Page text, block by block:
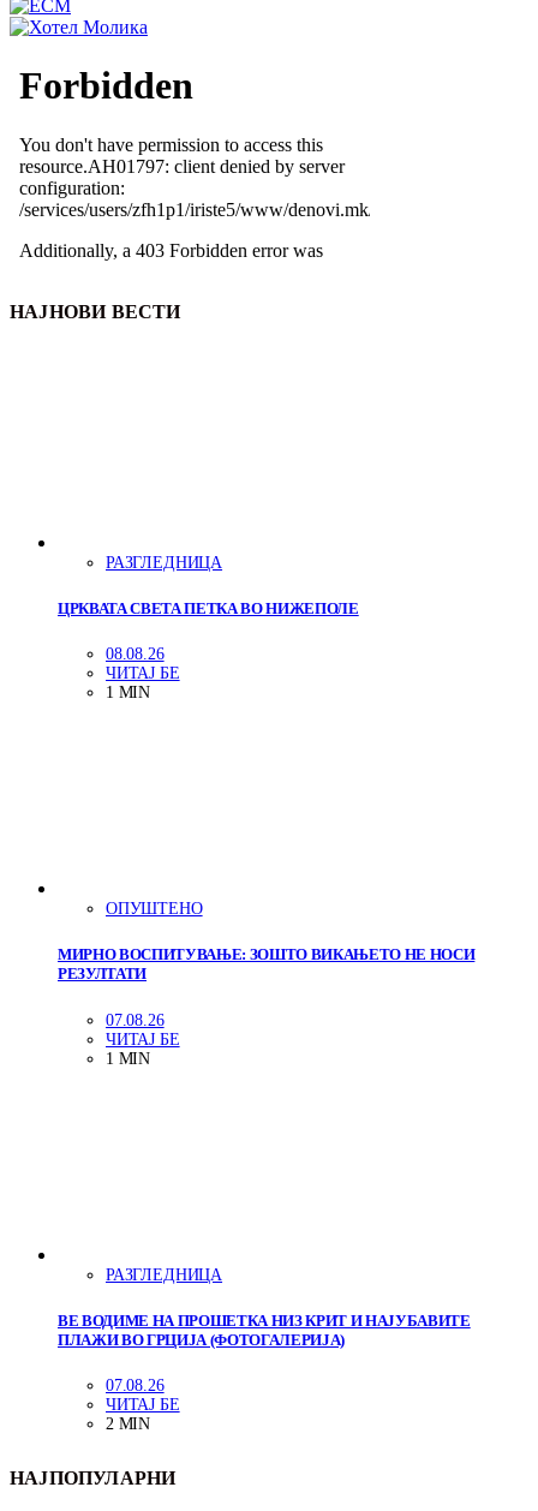
НАЈНОВИ ВЕСТИ
РАЗГЛЕДНИЦА
ЦРКВАТА СВЕТА ПЕТКА ВО НИЖЕПОЛЕ
08.08.26
ЧИТАЈ БЕ
1 MIN
ОПУШТЕНО
МИРНО ВОСПИТУВАЊЕ: ЗОШТО ВИКАЊЕТО НЕ НОСИ
РЕЗУЛТАТИ
07.08.26
ЧИТАЈ БЕ
1 MIN
РАЗГЛЕДНИЦА
ВЕ ВОДИМЕ НА ПРОШЕТКА НИЗ КРИТ И НАЈУБАВИТЕ
ПЛАЖИ ВО ГРЦИЈА (ФОТОГАЛЕРИЈА)
07.08.26
ЧИТАЈ БЕ
2 MIN
НАЈПОПУЛАРНИ